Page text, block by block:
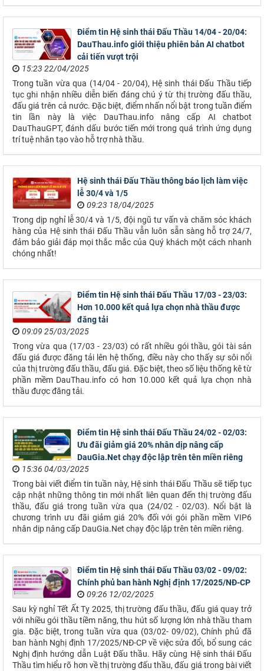
Điểm tin Hệ sinh thái Đấu Thầu 14/04 - 20/04:
DauThau.info giới thiệu phiên bản AI chatbot
cải tiến vượt trội
15:23 22/04/2025
Trong tuần vừa qua (14/04 - 20/04), Hệ sinh thái Đấu Thầu tiếp
tục ghi nhận nhiều diễn biến đáng chú ý từ thị trường đấu thầu,
đấu giá trên cả nước. Đặc biệt, điểm nhấn nổi bật trong tuần điểm
tin lần này là việc DauThau.info nâng cấp AI chatbot
DauThauGPT, đánh dấu bước tiến mới trong quá trình ứng dụng
trí tuệ nhân tạo vào hỗ trợ nhà thầu.
Hệ sinh thái Đấu Thầu thông báo lịch làm việc
lễ 30/4 và 1/5
09:23 18/04/2025
Trong dịp nghỉ lễ 30/4 và 1/5, đội ngũ tư vấn và chăm sóc khách
hàng của Hệ sinh thái Đấu Thầu vẫn luôn sẵn sàng hỗ trợ 24/7,
đảm bảo giải đáp mọi thắc mắc của Quý khách một cách nhanh
chóng nhất!
Điểm tin Hệ sinh thái Đấu Thầu 17/03 - 23/03:
Hơn 10.000 kết quả lựa chọn nhà thầu được
đăng tải
09:09 25/03/2025
Trong vừa qua (17/03 - 23/03) có rất nhiều gói thầu, gói tài sản
đấu giá được đăng tải lên hệ thống, điều này cho thấy sự sôi nổi
của thị trường đấu thầu, đấu giá. Đặc biệt, theo số liệu thống kê từ
phần mềm DauThau.info có hơn 10.000 kết quả lựa chọn nhà
thầu được đăng tải.
Điểm tin Hệ sinh thái Đấu Thầu 24/02 - 02/03:
Ưu đãi giảm giá 20% nhân dịp nâng cấp
DauGia.Net chạy độc lập trên tên miền riêng
15:36 04/03/2025
Trong bài viết điểm tin tuần này, Hệ sinh thái Đấu Thầu sẽ tiếp tục
cập nhật những thông tin mới nhất liên quan đến thị trường đấu
thầu, đấu giá trong tuần vừa qua (24/02 - 02/03). Nổi bật là
chương trình ưu đãi giảm giá 20% đối với gói phần mềm VIP6
nhân dịp nâng cấp DauGia.Net chạy độc lập trên tên miền riêng.
Điểm tin Hệ sinh thái Đấu Thầu 03/02 - 09/02:
Chính phủ ban hành Nghị định 17/2025/NĐ-CP
09:26 12/02/2025
Sau kỳ nghỉ Tết Ất Tỵ 2025, thị trường đấu thầu, đấu giá quay trở
với nhiều gói thầu tiềm năng, thu hút số lượng lớn nhà thầu tham
gia. Đặc biệt, trong tuần vừa qua (03/02- 09/02), Chính phủ đã
ban hành Nghị định 17/2025/NĐ-CP về việc sửa đổi, bổ sung các
Nghị định hướng dẫn Luật Đấu thầu. Hãy cùng Hệ sinh thái Đấu
Thầu tìm hiểu rõ hơn về thị trường đấu thầu, đấu giá trong bài viết